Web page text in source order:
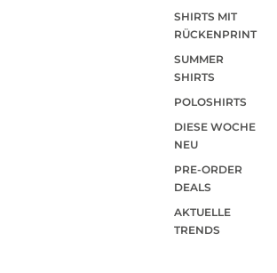
SHIRTS MIT
RÜCKENPRINT
SUMMER
SHIRTS
POLOSHIRTS
DIESE WOCHE
NEU
PRE-ORDER
DEALS
AKTUELLE
TRENDS